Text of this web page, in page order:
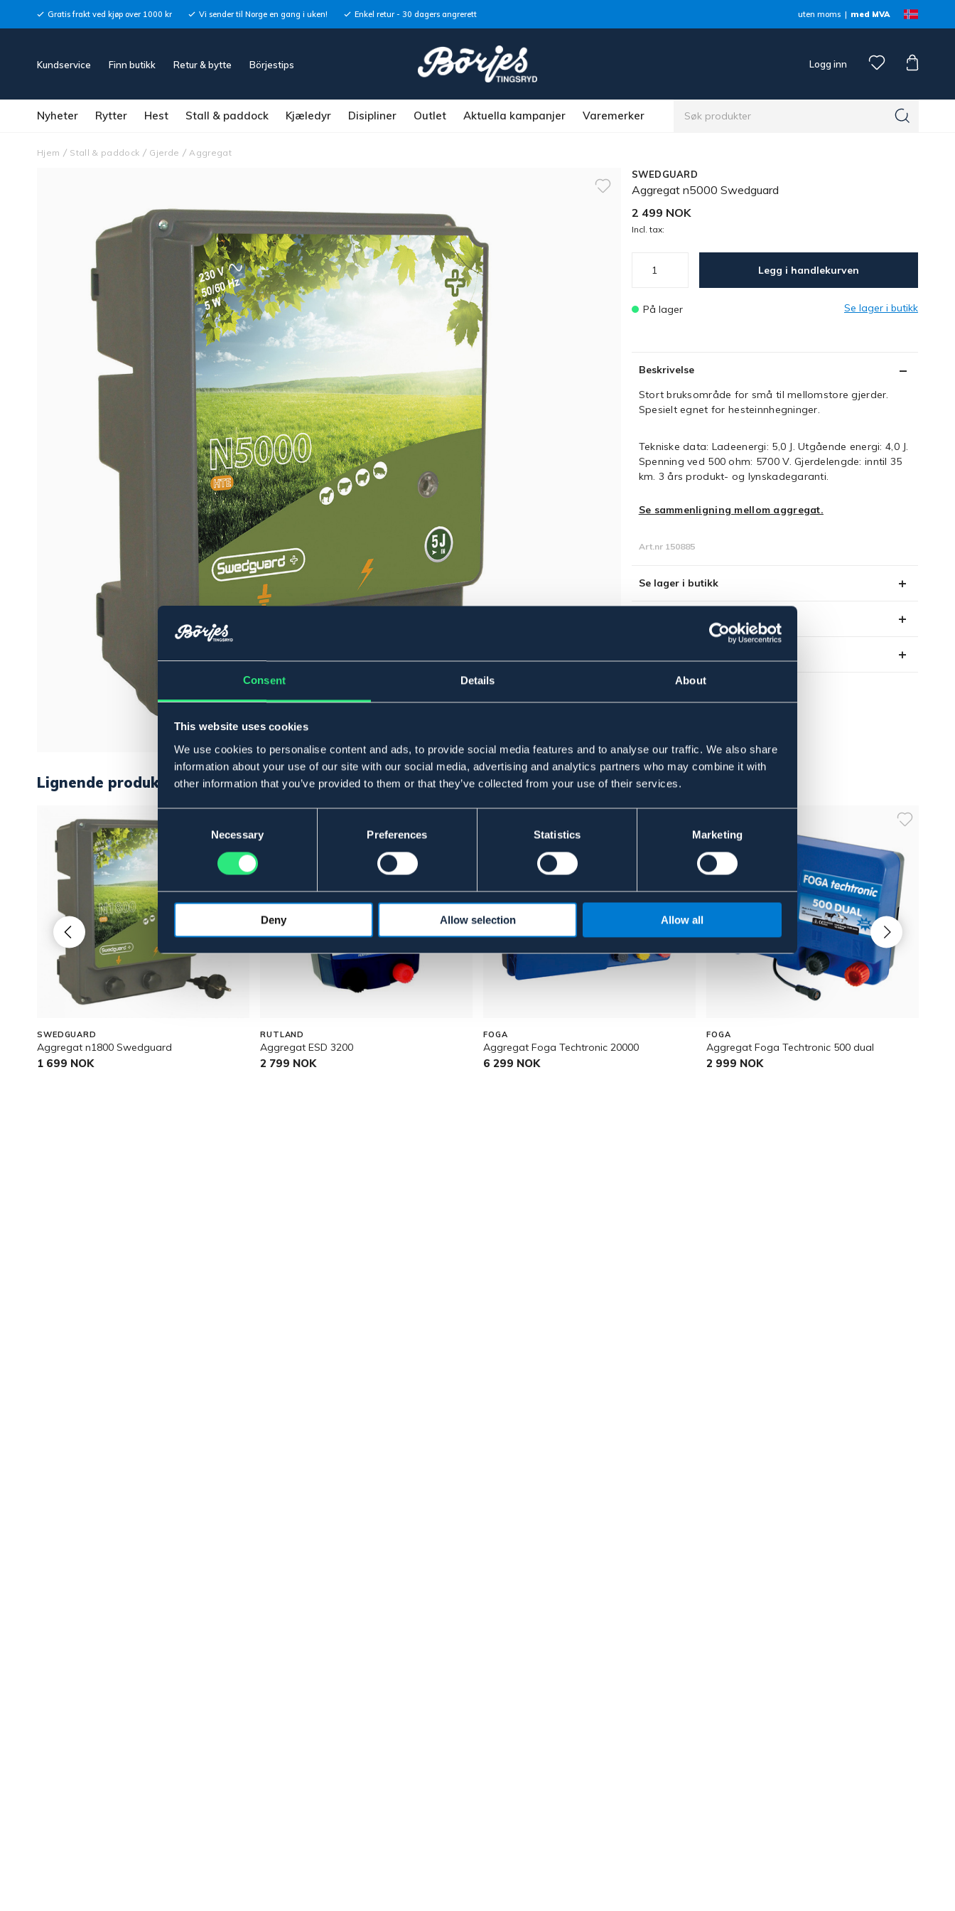
Consent Details About
This website uses cookies
We use cookies to personalise content and ads, to provide social media features and to analyse our traffic. We also share
information about your use of our site with our social media, advertising and analytics partners who may combine it with
other information that you’ve provided to them or that they’ve collected from your use of their services.
Selection
Necessary Preferences Statistics Marketing
Deny Allow selection Allow all
Gratis frakt ved kjøp over 1000 kr Vi sender til Norge en gang i uken! Enkel retur - 30 dagers angrerett uten moms med MVA
Kundservice Finn butikk Retur & bytte Börjestips Logg inn
Nyheter Rytter Hest Stall & paddock Kjæledyr Disipliner Outlet Aktuella kampanjer Varemerker
Hjem Stall & paddock Gjerde Aggregat
SWEDGUARD
Aggregat n5000 Swedguard
2 499 NOK
Incl. tax:
Legg i handlekurven
På lager Se lager i butikk
Beskrivelse
Stort bruksområde for små til mellomstore gjerder.
Spesielt egnet for hesteinnhegninger.
Tekniske data: Ladeenergi: 5,0 J. Utgående energi: 4,0 J.
Spenning ved 500 ohm: 5700 V. Gjerdelengde: inntil 35
km. 3 års produkt- og lynskadegaranti.
Se sammenligning mellom aggregat.
Art.nr 150885
Se lager i butikk
Lignende produkter
SWEDGUARD
Aggregat n1800 Swedguard
1 699 NOK
RUTLAND
Aggregat ESD 3200
2 799 NOK
FOGA
Aggregat Foga Techtronic 20000
6 299 NOK
FOGA
Aggregat Foga Techtronic 500 dual
2 999 NOK